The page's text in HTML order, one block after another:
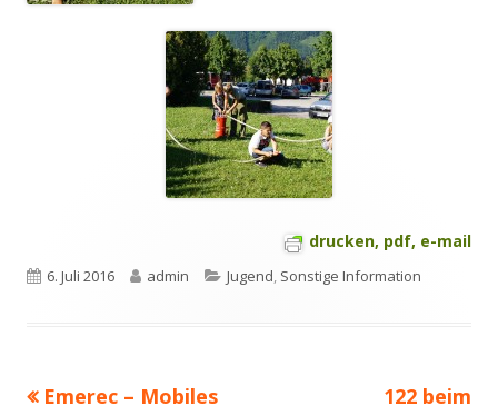
drucken, pdf, e-mail
Veröffentlicht
6. Juli 2016 Autor
admin Kategorien
Jugend, Sonstige Information
Beitragsnavigation
Vorheriger
Emerec – Mobiles
Nächster
122 beim